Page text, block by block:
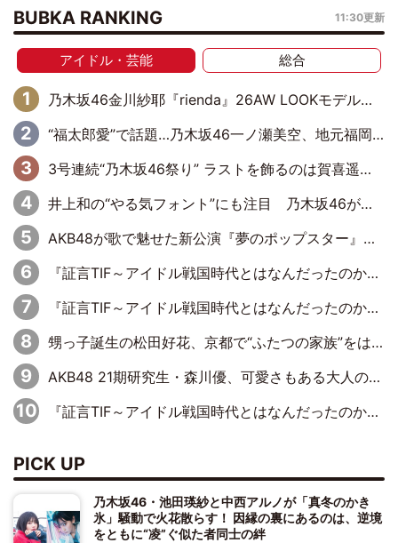
BUBKA RANKING 11:30更新
アイドル・芸能 総合
乃木坂46金川紗耶『rienda』26AW LOOKモデルに就任
“福太郎愛”で話題…乃木坂46一ノ瀬美空、地元福岡『めんべい25周年トップサポーター』に就任
3号連続“乃木坂46祭り” ラストを飾るのは賀喜遥香…5年ぶりの登場に「5年分大人になった私を見ていただけたら」
井上和の“やる気フォント”にも注目 乃木坂46が挑んだ書道パフォーマンスの舞台裏
AKB48が歌で魅せた新公演『夢のポップスター』 初日から全身全霊のステージ
『証言TIF～アイドル戦国時代とはなんだったのか～』第6回：でんぱ組.inc・古川未鈴×相沢梨紗「『ハロプロやりたかったな』って言ったら、夢眠ねむさんに『てめえはでんぱ組．incなんだよ！』って肩パンされて(笑)」
『証言TIF～アイドル戦国時代とはなんだったのか～』第11回：私立恵比寿中学・真山りか×安本彩花「TIFで10年ぶりのキョンシーメイクをしたら、場を完全に引かせてしまって。時代が変わったんだなって」
甥っ子誕生の松田好花、京都で“ふたつの家族”をはしご！ “母”黒谷友香に見送られ、“父”松岡昌宏とはハシゴ酒
AKB48 21期研究生・森川優、可愛さもある大人の女性に
『証言TIF～アイドル戦国時代とはなんだったのか～』第10回：さくら学院・武藤彩未×飯田らうら「正直、中3で辞めるというのを信じてなくて。そう言われてはいたけど、嘘でしょって」
PICK UP
乃木坂46・池田瑛紗と中西アルノが「真冬のかき
氷」騒動で火花散らす！ 因縁の裏にあるのは、逆境
をともに“凌”ぐ似た者同士の絆